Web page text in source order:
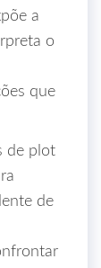
a
o
que
de plot
de